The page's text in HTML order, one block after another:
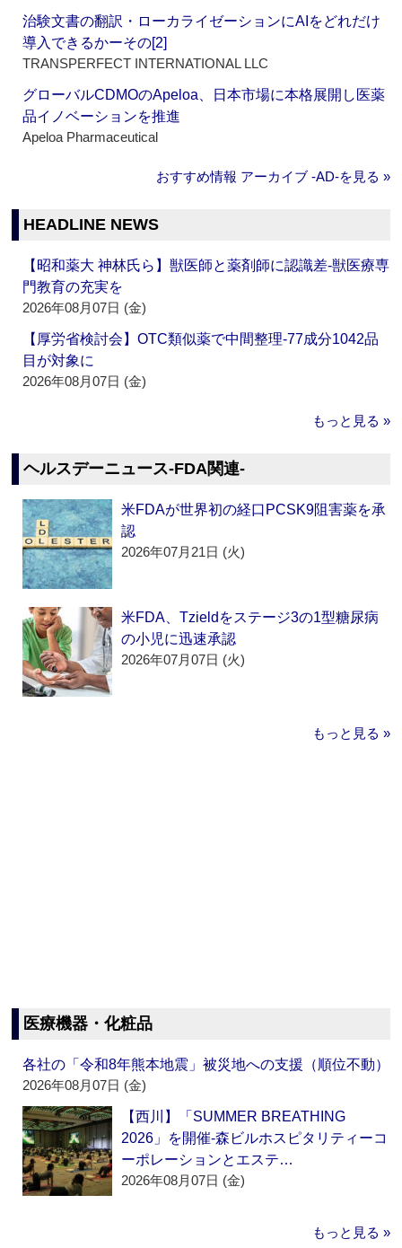
治験文書の翻訳・ローカライゼーションにAIをどれだけ
導入できるかーその[2]
TRANSPERFECT INTERNATIONAL LLC
グローバルCDMOのApeloa、日本市場に本格展開し医薬
品イノベーションを推進
Apeloa Pharmaceutical
おすすめ情報 アーカイブ ‐AD‐を見る »
HEADLINE NEWS
【昭和薬大 神林氏ら】獣医師と薬剤師に認識差‐獣医療専
門教育の充実を
2026年08月07日 (金)
【厚労省検討会】OTC類似薬で中間整理‐77成分1042品
目が対象に
2026年08月07日 (金)
もっと見る »
ヘルスデーニュース‐FDA関連‐
米FDAが世界初の経口PCSK9阻害薬を承
認
2026年07月21日 (火)
米FDA、Tzieldをステージ3の1型糖尿病
の小児に迅速承認
2026年07月07日 (火)
もっと見る »
医療機器・化粧品
各社の「令和8年熊本地震」被災地への支援（順位不動）
2026年08月07日 (金)
【西川】「SUMMER BREATHING
2026」を開催‐森ビルホスピタリティーコ
ーポレーションとエステ…
2026年08月07日 (金)
もっと見る »